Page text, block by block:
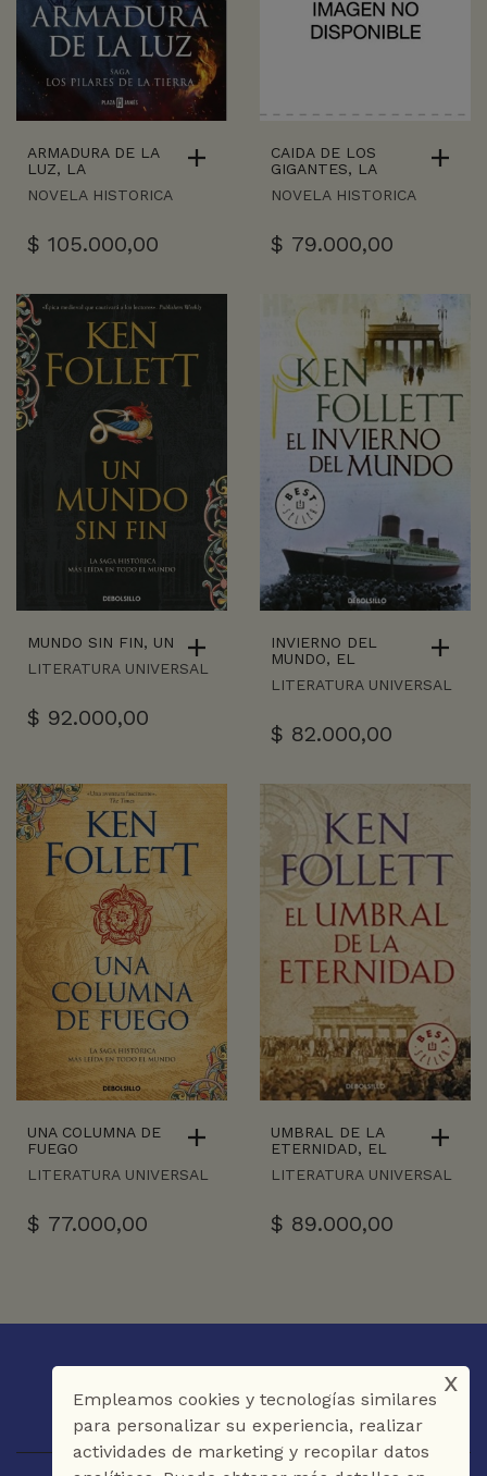
ARMADURA DE LA
LUZ, LA
NOVELA HISTORICA
$ 105.000,00
CAIDA DE LOS
GIGANTES, LA
NOVELA HISTORICA
$ 79.000,00
MUNDO SIN FIN, UN
LITERATURA UNIVERSAL
$ 92.000,00
INVIERNO DEL
MUNDO, EL
LITERATURA UNIVERSAL
$ 82.000,00
UNA COLUMNA DE
FUEGO
LITERATURA UNIVERSAL
$ 77.000,00
UMBRAL DE LA
ETERNIDAD, EL
LITERATURA UNIVERSAL
$ 89.000,00
Empleamos cookies y tecnologías similares
para personalizar su experiencia, realizar
actividades de marketing y recopilar datos
x